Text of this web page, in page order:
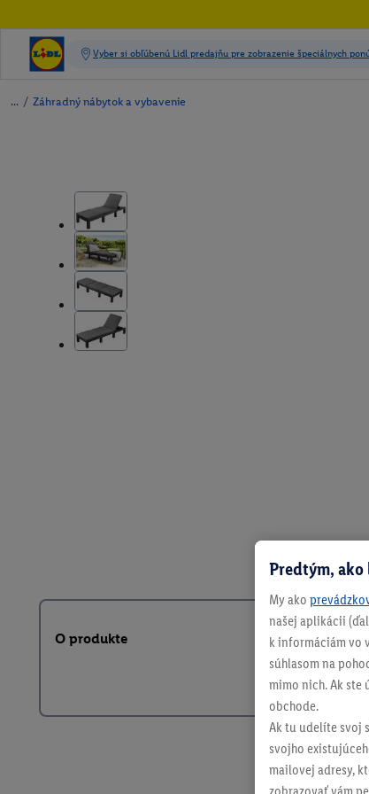
/ Záhradný nábytok a vybavenie
O produkte
Predtým, ako
My ako
našej aplikácii
k informáciám vo
súhlasom na
mimo nich. Ak ste
obchode.
Ak tu udelíte svoj
svojho
mailovej adresy,